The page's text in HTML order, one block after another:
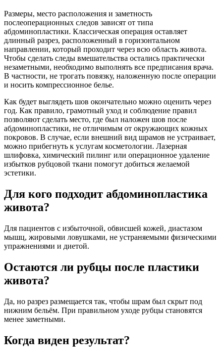
Размеры, место расположения и заметность
послеоперационных следов зависят от типа
абдоминопластики. Классическая операция оставляет
длинный разрез, расположенный в горизонтальном
направлении, который проходит через всю область живота.
Чтобы сделать следы вмешательства остались практически
незаметными, необходимо выполнять все предписания врача.
В частности, не трогать повязку, наложенную после операции
и носить компрессионное белье.
Как будет выглядеть шов окончательно можно оценить через
год. Как правило, грамотный уход и соблюдение правил
позволяют сделать место, где был наложен шов после
абдоминопластики, не отличимым от окружающих кожных
покровов. В случае, если внешний вид шрамов не устраивает,
можно прибегнуть к услугам косметологии. Лазерная
шлифовка, химический пилинг или операционное удаление
избытков рубцовой ткани помогут добиться желаемой
эстетики.
Для кого подходит абдоминопластика
живота?
Для пациентов с избыточной, обвисшей кожей, диастазом
мышц, жировыми ловушками, не устраняемыми физическими
упражнениями и диетой.
Остаются ли рубцы после пластики
живота?
Да, но разрез размещается так, чтобы шрам был скрыт под
нижним бельём. При правильном уходе рубцы становятся
менее заметными.
Когда виден результат?